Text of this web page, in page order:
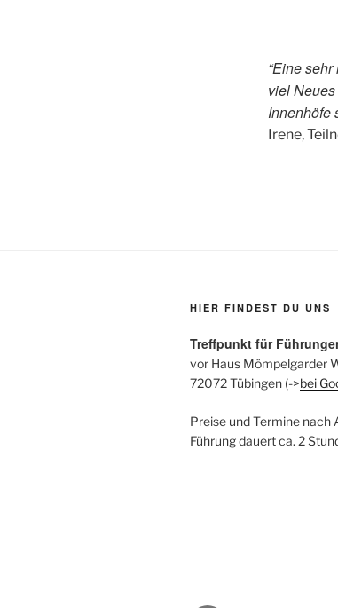
“Eine
viel
Innenhöfe
Irene,
HIER FINDEST DU UNS
Treffpunkt für
vor Haus Mömpelgarder
72072 Tübingen (->bei
Preise und Termine nach
Führung dauert ca. 2